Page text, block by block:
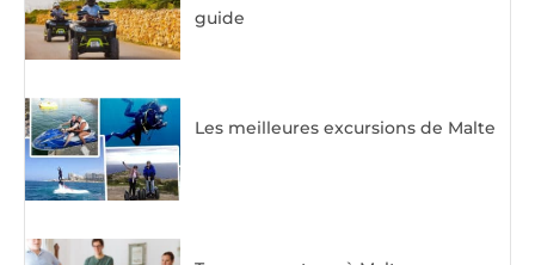
guide
Les meilleures excursions de Malte